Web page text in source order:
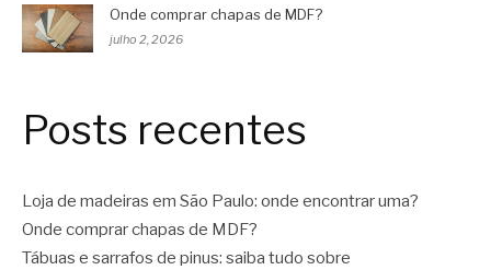
Onde comprar chapas de MDF?
julho 2, 2026
Posts recentes
Loja de madeiras em São Paulo: onde encontrar uma?
Onde comprar chapas de MDF?
Tábuas e sarrafos de pinus: saiba tudo sobre